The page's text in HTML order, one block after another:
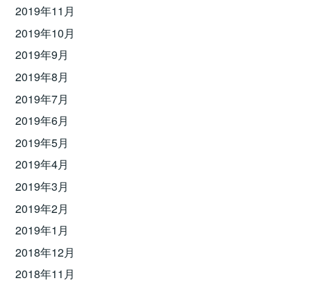
2019年11月
2019年10月
2019年9月
2019年8月
2019年7月
2019年6月
2019年5月
2019年4月
2019年3月
2019年2月
2019年1月
2018年12月
2018年11月